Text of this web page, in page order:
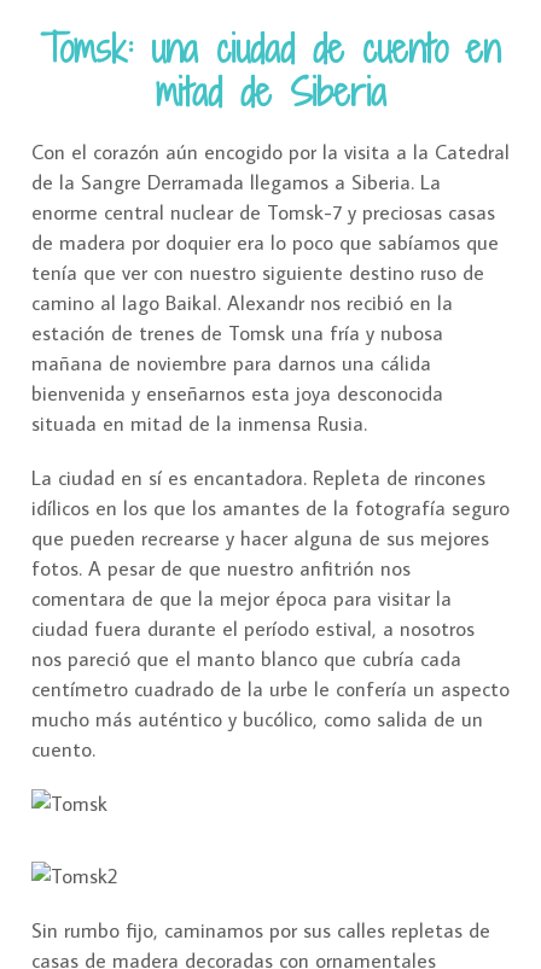
Tomsk: una ciudad de cuento en
mitad de Siberia
Con el corazón aún encogido por la visita a la Catedral
de la Sangre Derramada llegamos a Siberia. La
enorme central nuclear de Tomsk-7 y preciosas casas
de madera por doquier era lo poco que sabíamos que
tenía que ver con nuestro siguiente destino ruso de
camino al lago Baikal. Alexandr nos recibió en la
estación de trenes de Tomsk una fría y nubosa
mañana de noviembre para darnos una cálida
bienvenida y enseñarnos esta joya desconocida
situada en mitad de la inmensa Rusia.
La ciudad en sí es encantadora. Repleta de rincones
idílicos en los que los amantes de la fotografía seguro
que pueden recrearse y hacer alguna de sus mejores
fotos. A pesar de que nuestro anfitrión nos
comentara de que la mejor época para visitar la
ciudad fuera durante el período estival, a nosotros
nos pareció que el manto blanco que cubría cada
centímetro cuadrado de la urbe le confería un aspecto
mucho más auténtico y bucólico, como salida de un
cuento.
Sin rumbo fijo, caminamos por sus calles repletas de
casas de madera decoradas con ornamentales